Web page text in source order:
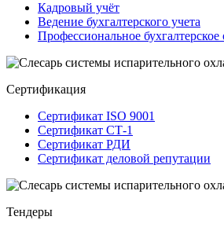
Кадровый учёт
Ведение бухгалтерского учета
Профессиональное
Сертификация
Сертификат ISO 9001
Сертификат СТ-1
Сертификат РДИ
Сертификат деловой репутации
Тендеры